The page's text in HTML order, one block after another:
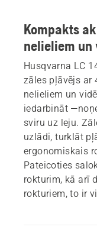
Kompakts
nelieliem
Husqvarna LC
zāles pļāvējs ar
nelieliem un
iedarbināt
sviru uz leju.
uzlādi, turklāt
ergonomiskais
Pateicoties
rokturim, kā arī
rokturiem, to ir